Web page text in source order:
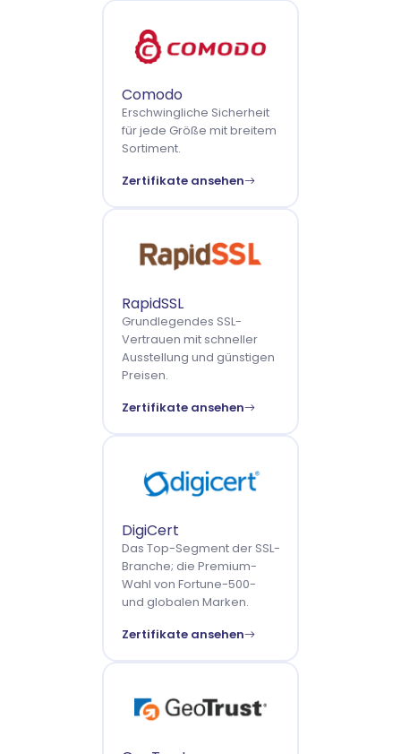
Comodo
Erschwingliche Sicherheit
für jede Größe mit breitem
Sortiment.
Zertifikate ansehen
RapidSSL
Grundlegendes SSL-
Vertrauen mit schneller
Ausstellung und günstigen
Preisen.
Zertifikate ansehen
DigiCert
Das Top-Segment der SSL-
Branche; die Premium-
Wahl von Fortune-500-
und globalen Marken.
Zertifikate ansehen